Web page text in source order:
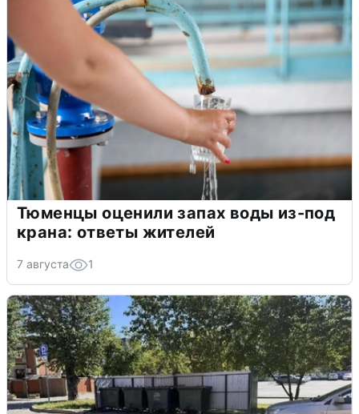
Тюменцы оценили запах воды из-под
крана: ответы жителей
7 августа 1